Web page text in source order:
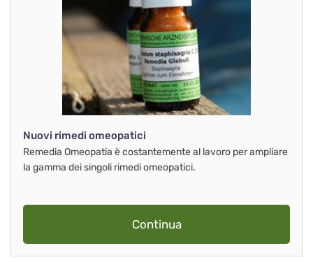
Nuovi rimedi omeopatici
Remedia Omeopatia è costantemente al lavoro per ampliare
la gamma dei singoli rimedi omeopatici.
Continua